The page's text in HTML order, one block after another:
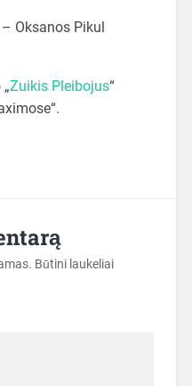
Oksanos Pikul
Zuikis Pleibojus“
Būtini laukeliai